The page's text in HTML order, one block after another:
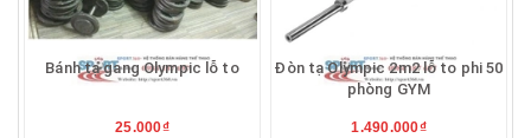
Bánh tạ gang Olympic lỗ to
25.000₫
Đòn tạ Olympic 2m2 lỗ to phi 50
phòng GYM
1.490.000₫